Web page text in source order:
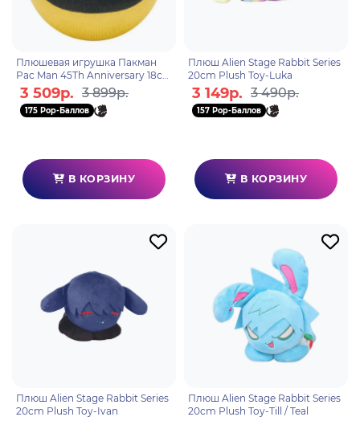
Плюшевая игрушка Пакман
Pac Man 45Th Anniversary 18см
99955
3 509р. 3 899р.
175 Pop-Баллов
В КОРЗИНУ
Плюш Alien Stage Rabbit Series
20cm Plush Toy-Luka
3 149р. 3 490р.
157 Pop-Баллов
В КОРЗИНУ
Плюш Alien Stage Rabbit Series
20cm Plush Toy-Ivan
Плюш Alien Stage Rabbit Series
20cm Plush Toy-Till / Teal